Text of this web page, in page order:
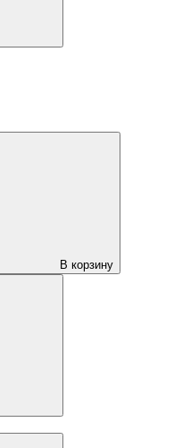
В корзину